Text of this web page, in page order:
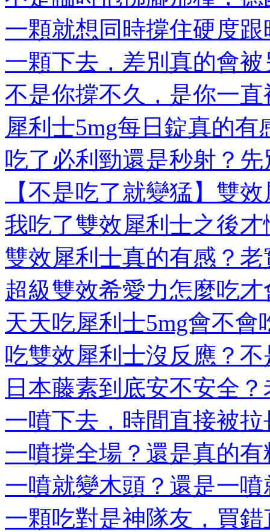
一顆就想同時撐住硬度
一顆下去，差別真的會
不是你撐不久，是你一
犀利士5mg每日錠真的有
吃了必利勁還是秒射？
【不是吃了就變猛】雙
我吃了雙效犀利士之後
雙效犀利士真的有感？
超級雙效希愛力怎麼吃
天天吃犀利士5mg會不會
吃雙效犀利士沒反應？
日本藤素到底安不安全
一噴下去，時間直接被
一噴撐全場？還是真的
一噴就變木頭？還是一
一顆吃對是神隊友，買